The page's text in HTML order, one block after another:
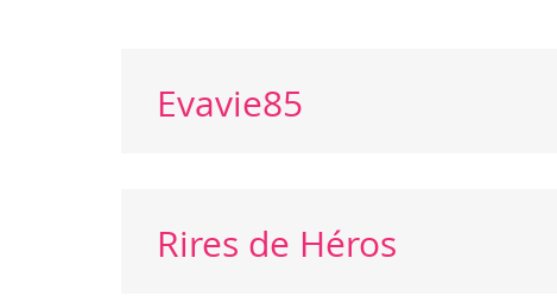
Evavie85
Rires de Héros